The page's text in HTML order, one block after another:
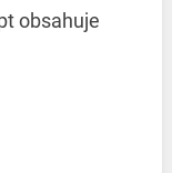
obsahuje